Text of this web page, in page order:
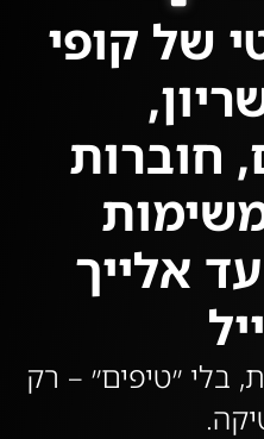
של קופי
חוברות
אלייך
בלי ״טיפים״ – רק